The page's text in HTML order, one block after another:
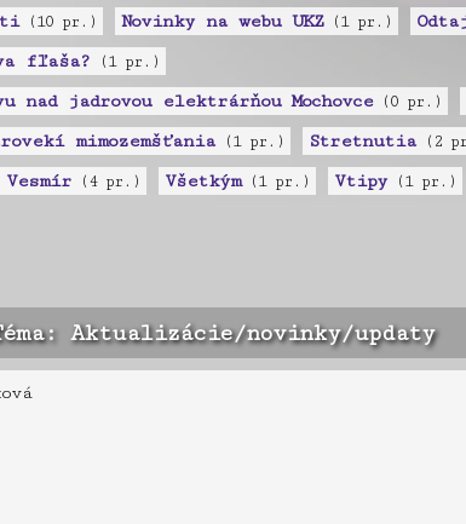
(10 pr.) Novinky na webu UKZ(1 pr.)
fľaša? (1 pr.)
nad jadrovou elektrárňou Mochovce(0 pr.)
mimozemšťania (1 pr.) Stretnutia (2
Vesmír (4 pr.) Všetkým(1 pr.) Vtipy (1 pr.)
Aktualizácie/novinky/updaty